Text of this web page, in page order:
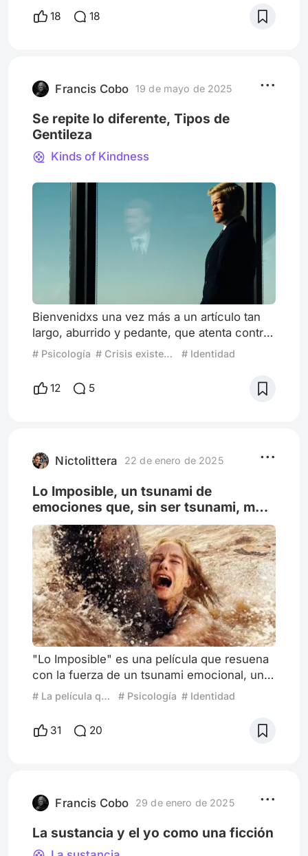
Thomas Anderson traza el ascenso de
Daniel Plainview desde que es un minero
de ambición o codicia
18 18
Francis Cobo 19 de mayo de 2025
Se repite lo diferente, Tipos de
Gentileza
Kinds of Kindness
Bienvenidxs una vez más a un artículo tan
largo, aburrido y pedante, que atenta contra
pretensión de que alguien lo lea. En otras
es para mí la mejor película de Yorgos
Lanthimos -salvo tal vez por The Killing of a
repite lo diferente,
# Psicología # Crisis existencial # Identidad
12 5
Nictolittera 22 de enero de 2025
Lo Imposible, un tsunami de
emociones que, sin ser tsunami, me
traslada al desastre del 99 en
Venezuela
"Lo Imposible" es una película que resuena
con la fuerza de un tsunami emocional, una
obra maestra dirigida por Juan Antonio
Bayona que se estrenó en el año 2012. Este
drama basado en hechos reales, narra la
historia de una familia atrapada en la
intensidad y su poderoso
# La película que siempre me hace llorar # Psicología # Identidad
31 20
Francis Cobo 29 de enero de 2025
La sustancia y el yo como una ficción